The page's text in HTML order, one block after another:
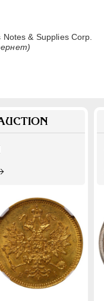
Notes & Supplies Corp.